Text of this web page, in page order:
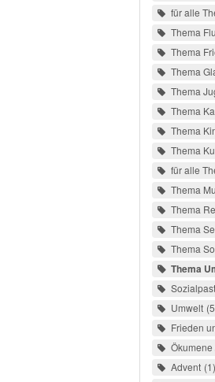
für alle
Thema
Thema
Thema
Thema
Thema
Thema
Thema
für alle
Thema
Thema
Thema
Thema
Thema
Umwelt 5
Frieden
Advent 1